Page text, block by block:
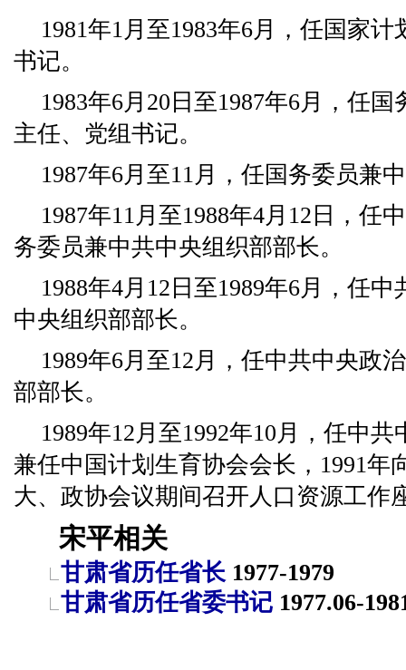
1981年1月至1983年6月，任国家
书记。
1983年6月20日至1987年6月，任
主任、党组书记。
1987年6月至11月，任国务委员兼
1987年11月至1988年4月12日，任
务委员兼中共中央组织部部长。
1988年4月12日至1989年6月，任
中央组织部部长。
1989年6月至12月，任中共中央政
部部长。
1989年12月至1992年10月，任中
兼任中国计划生育协会会长，1991年
大、政协会议期间召开人口资源工作
宋平相关
甘肃省历任省长1977-1979
甘肃省历任省委书记 1977.06-